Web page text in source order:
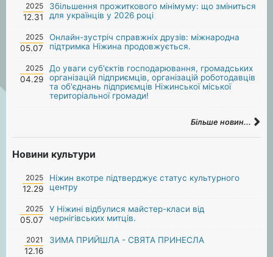
2025
12.31
Збільшення прожиткового мінімуму: що зміниться
для українців у 2026 році
2025
05.07
Онлайн-зустріч справжніх друзів: міжнародна
підтримка Ніжина продовжується.
2025
04.29
До уваги суб'єктів господарювання, громадських
організацій підприємців, організацій роботодавців
та об'єднань підприємців Ніжинської міської
територіальної громади!
Більше новин...
Новини культури
2025
12.29
Ніжин вкотре підтверджує статус культурного
центру
2025
05.07
У Ніжині відбулися майстер-класи від
чернігівських митців.
2021
12.16
ЗИМА ПРИЙШЛА - СВЯТА ПРИНЕСЛА